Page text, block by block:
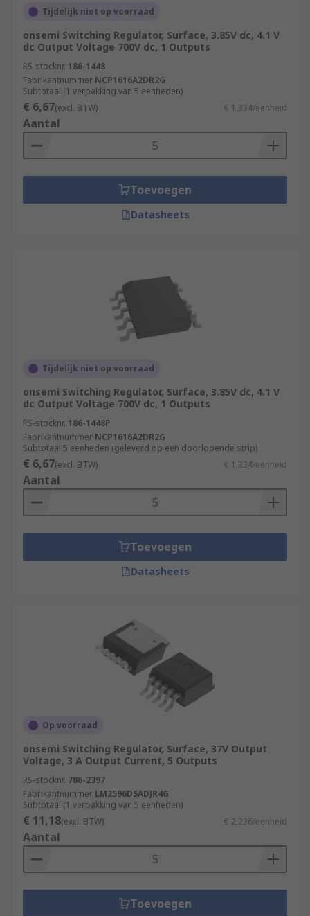
Tijdelijk niet op voorraad
onsemi Switching Regulator, Surface, 3.85V dc, 4.1 V
dc Output Voltage 700V dc, 1 Outputs
RS-stocknr. 186-1448
Fabrikantnummer NCP1616A2DR2G
Subtotaal (1 verpakking van 5 eenheden)
€ 6,67(excl. BTW) € 1,334/eenheid
Aantal
Toevoegen
Datasheets
Tijdelijk niet op voorraad
onsemi Switching Regulator, Surface, 3.85V dc, 4.1 V
dc Output Voltage 700V dc, 1 Outputs
RS-stocknr. 186-1448P
Fabrikantnummer NCP1616A2DR2G
Subtotaal 5 eenheden (geleverd op een doorlopende strip)
€ 6,67(excl. BTW) € 1,334/eenheid
Aantal
Toevoegen
Datasheets
Op voorraad
onsemi Switching Regulator, Surface, 37V Output
Voltage, 3 A Output Current, 5 Outputs
RS-stocknr. 786-2397
Fabrikantnummer LM2596DSADJR4G
Subtotaal (1 verpakking van 5 eenheden)
€ 11,18(excl. BTW) € 2,236/eenheid
Aantal
Toevoegen